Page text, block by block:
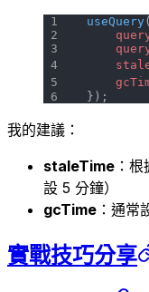
useQuery
});
我的建議：
staleTime ：
設 5 分鐘）
gcTime ：通常
實戰技巧分享